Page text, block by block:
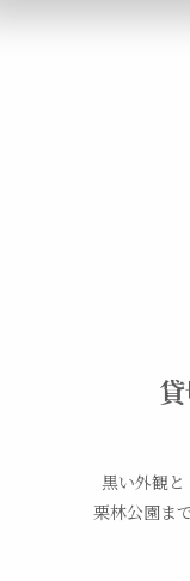
黒い外観と
栗林公園ま